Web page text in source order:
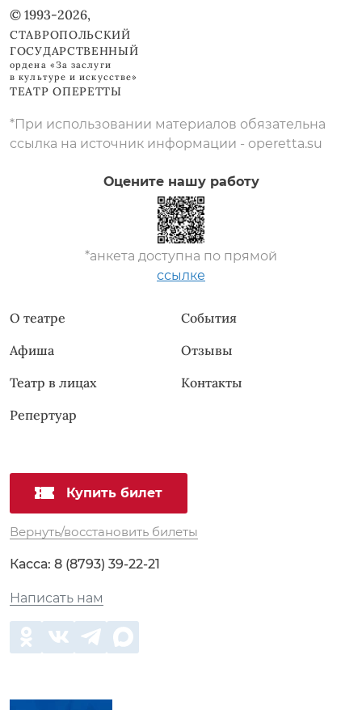
© 1993-2026,
СТАВРОПОЛЬСКИЙ
ГОСУДАРСТВЕННЫЙ
ордена «За заслуги
в культуре и искусстве»
ТЕАТР ОПЕРЕТТЫ
*При использовании материалов обязательна
ссылка на источник информации - operetta.su
Оцените нашу работу
*анкета доступна по прямой
ссылке
О театре
Афиша
Театр в лицах
Репертуар
События
Отзывы
Контакты
Купить билет
Вернуть/восстановить билеты
Касса: 8 (8793) 39-22-21
Написать нам